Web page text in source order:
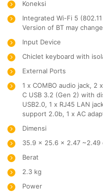
Koneksi
Integrated Wi-Fi 5
Version of BT may
Input Device
Chiclet keyboard with
External Ports
1 x COMBO audio jack, 2
C USB 3.2 (Gen 2) with
USB2.0, 1 x RJ45 LAN
support 2.0b, 1 x AC
Dimensi
35.9 x 25.6 x 2.47 ~2.49
Berat
2.3 kg
Power